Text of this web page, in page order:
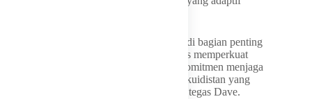
Dia menegaskan, strategi ekuidistan menjadi bagian penting
dalam menjaga stabilitas kawasan sekaligus memperkuat
posisi Indonesia di ASEAN. “Golkar berkomitmen menjaga
keseimbangan geopolitik melalui strategi ekuidistan yang
memperkuat peran Indonesia di ASEAN,” tegas Dave.